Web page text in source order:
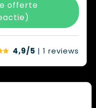
offerte
4,9/5 | 1 reviews